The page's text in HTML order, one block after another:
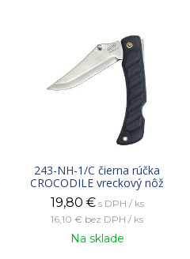
243-NH-1/C čierna rúčka
CROCODILE vreckový nôž
19,80 € s DPH / ks
16,10 € bez DPH / ks
Na sklade